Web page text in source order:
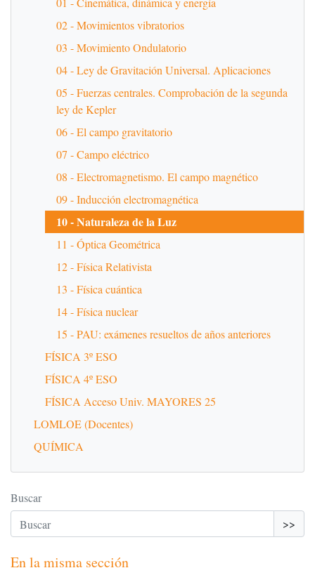
02 - Movimientos vibratorios
03 - Movimiento Ondulatorio
04 - Ley de Gravitación Universal. Aplicaciones
05 - Fuerzas centrales. Comprobación de la segunda
ley de Kepler
06 - El campo gravitatorio
07 - Campo eléctrico
08 - Electromagnetismo. El campo magnético
09 - Inducción electromagnética
10 - Naturaleza de la Luz
11 - Óptica Geométrica
12 - Física Relativista
13 - Física cuántica
14 - Física nuclear
15 - PAU: exámenes resueltos de años anteriores
FÍSICA 3º ESO
FÍSICA 4º ESO
FÍSICA Acceso Univ. MAYORES 25
LOMLOE (Docentes)
QUÍMICA
Buscar
>>
En la misma sección